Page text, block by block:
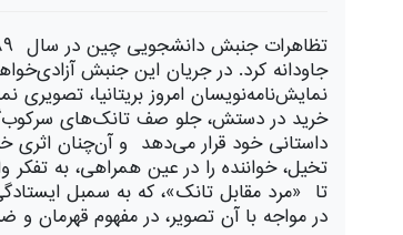
نمایش‌نامه‌نویسان امروز بریتانیا،
خرید در دستش، جلو صف تانک‌های
داستانی خود قرار می‌دهد و آن‌چنان اثری
تخیل، خواننده را در عین همراهی، به
تا «مرد مقابل تانک»، که به سمبل
در مواجه با آن تصویر، در مفهوم قهرمان